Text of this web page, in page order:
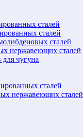
сталей
сталей
сталей
нержавеющих сталей
чугуна
сталей
нержавеющих сталей